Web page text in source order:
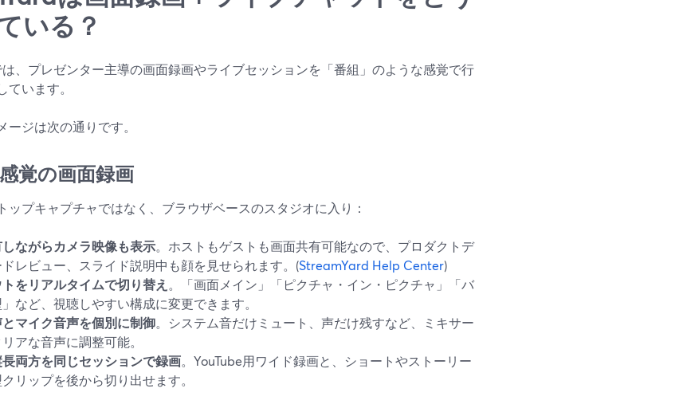
いる？
、プレゼンター主導の画面録画やライブセッションを「番組」のような感覚で行
ています。
ージは次の通りです。
覚の画面録画
ップキャプチャではなく、ブラウザベースのスタジオに入り：
ながらカメラ映像も表示。ホストもゲストも画面共有可能なので、プロダクトデ
レビュー、スライド説明中も顔を見せられます。(StreamYard Help Center)
をリアルタイムで切り替え 。「画面メイン」「ピクチャ・イン・ピクチャ」「バ
など、視聴しやすい構成に変更できます。
マイク音声を個別に制御。システム音だけミュート、声だけ残すなど、ミキサー
アな音声に調整可能。
両方を同じセッションで録画。YouTube用ワイド録画と、ショートやストーリー
リップを後から切り出せます。